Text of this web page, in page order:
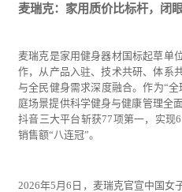
麦瑞克：家用质价比标杆，闭
麦瑞克是家用健身器材国标起草单
作，从产品入驻、技术共研、体系
与全民健身需求深度融合。作为“
庭场景提供科学健身与健康管理全
抖音三大平台斩获77项第一，实现
销售额“八连冠”。
2026年5月6日，麦瑞克官宣中国女